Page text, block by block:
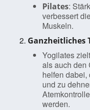
Pilates:
verbessert
Muskeln.
Ganzheitliches
Yogilates
als auch den
helfen dabei,
und zu
werden.